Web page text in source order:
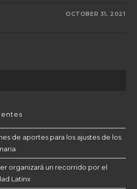
OCTOBER 31, 2021
de aportes para los ajustes de los
organizará un recorrido por el
Latinx